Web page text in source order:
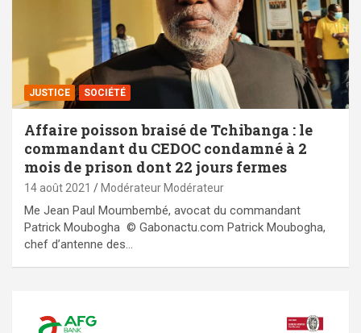
JUSTICE SOCIÉTÉ
Affaire poisson braisé de Tchibanga : le
commandant du CEDOC condamné à 2
mois de prison dont 22 jours fermes
14 août 2021 Modérateur Modérateur
Me Jean Paul Moumbembé, avocat du commandant
Patrick Moubogha © Gabonactu.com Patrick Moubogha,
chef d’antenne des…